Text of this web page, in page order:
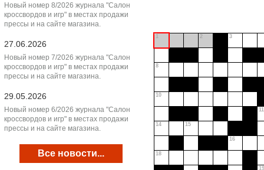
Новый номер 8/2026 журнала "Салон
кроссвордов и игр" в местах продажи
прессы и на сайте магазина.
27.06.2026
Новый номер 7/2026 журнала "Салон
кроссвордов и игр" в местах продажи
прессы и на сайте магазина.
29.05.2026
Новый номер 6/2026 журнала "Салон
кроссвордов и игр" в местах продажи
прессы и на сайте магазина.
Все новости...
1 2 3
8
10
11
14 15
16
18
19